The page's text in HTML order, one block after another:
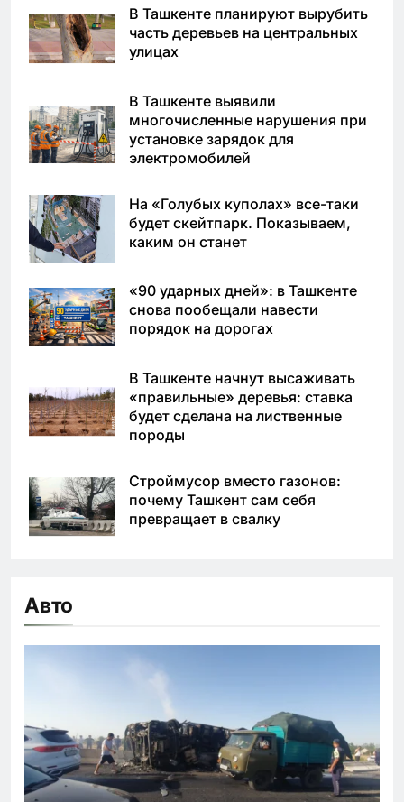
В Ташкенте планируют вырубить
часть деревьев на центральных
улицах
В Ташкенте выявили
многочисленные нарушения при
установке зарядок для
электромобилей
На «Голубых куполах» все-таки
будет скейтпарк. Показываем,
каким он станет
«90 ударных дней»: в Ташкенте
снова пообещали навести
порядок на дорогах
В Ташкенте начнут высаживать
«правильные» деревья: ставка
будет сделана на лиственные
породы
Строймусор вместо газонов:
почему Ташкент сам себя
превращает в свалку
Авто